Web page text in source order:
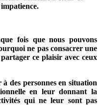
fois que nous pouvons
ne pas consacrer une
ce plaisir avec ceux
des personnes en situation
en leur donnant la
qui ne leur sont pas